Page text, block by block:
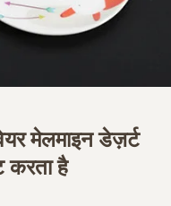
मेलमाइन डेज़र्ट
करता है